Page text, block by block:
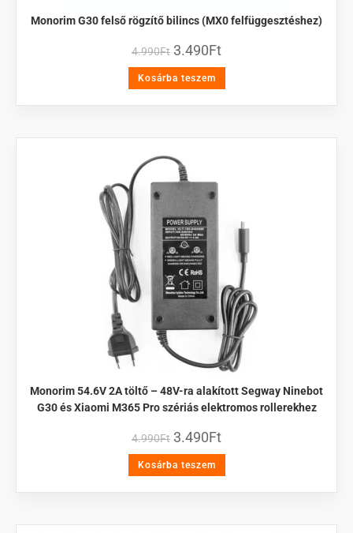
Monorim G30 felső rögzítő bilincs (MX0 felfüggesztéshez)
4.990Ft 3.490Ft
Kosárba teszem
Monorim 54.6V 2A töltő – 48V-ra alakított Segway Ninebot
G30 és Xiaomi M365 Pro szériás elektromos rollerekhez
4.990Ft 3.490Ft
Kosárba teszem